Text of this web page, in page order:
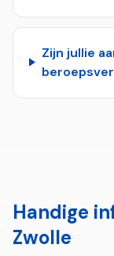
Zijn jullie
Handige
Zwolle